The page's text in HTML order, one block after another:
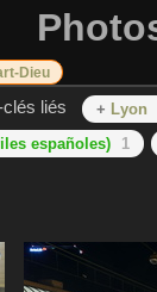
Dieu
liés + Lyon
españoles) 1